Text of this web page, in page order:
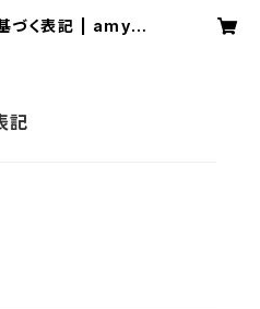
づく表記 | amyog
記